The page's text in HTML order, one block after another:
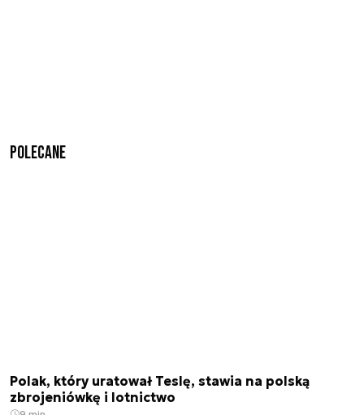
Polecane
Polak, który uratował Teslę, stawia na polską
zbrojeniówkę i lotnictwo